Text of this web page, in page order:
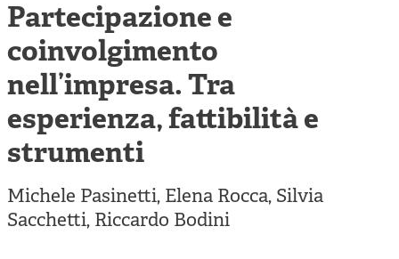
Acini di fuoco - Dossier Mezzogiorno
Valutazione e dintorni
Partecipazione e
coinvolgimento
nell’impresa. Tra
esperienza, fattibilità e
strumenti
Michele Pasinetti, Elena Rocca, Silvia
Sacchetti, Riccardo Bodini